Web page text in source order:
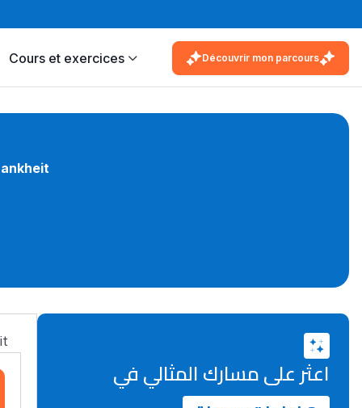
Cours et exercices Découvrir mon parcours
اعثر على مسارك المثالي في